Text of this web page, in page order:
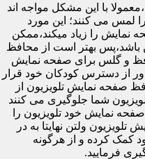
با این مشکل مواجه اند
لمس می کنند؛ این مورد
نمایش را زیاد میکند،ممکن
باشد،پس بهتر است از محافظ
و گلس برای صفحه نمایش
دور از دسترس کودکان خود قرار
صفحه نمایش تلویزیون از
شما جلوگیری می کنند
نمایش خود تلویزیون را
ولتن نهایتا به در
کمک کرده و از هرگونه
فرمایید.